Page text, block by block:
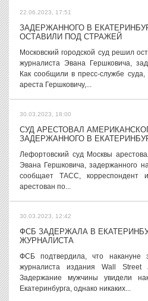
22.06.2023, 17:51
ЗАДЕРЖАННОГО В
ОСТАВИЛИ ПОД СТРАЖЕЙ
Московский городской суд решил
журналиста Эвана Гершковича,
Как сообщили в пресс-службе
ареста Гершковичу,...
30.03.2023, 18:00
СУД АРЕСТОВАЛ
ЗАДЕРЖАННОГО В
Лефортовский суд Москвы
Эвана Гершковича, задержанного
сообщает ТАСС, корреспондент
арестован по...
30.03.2023, 12:42
ФСБ ЗАДЕРЖАЛА В
ЖУРНАЛИСТА
ФСБ подтвердила, что накануне
журналиста издания Wall Street
Задержание мужчины увидели
Екатеринбурга, однако никаких...